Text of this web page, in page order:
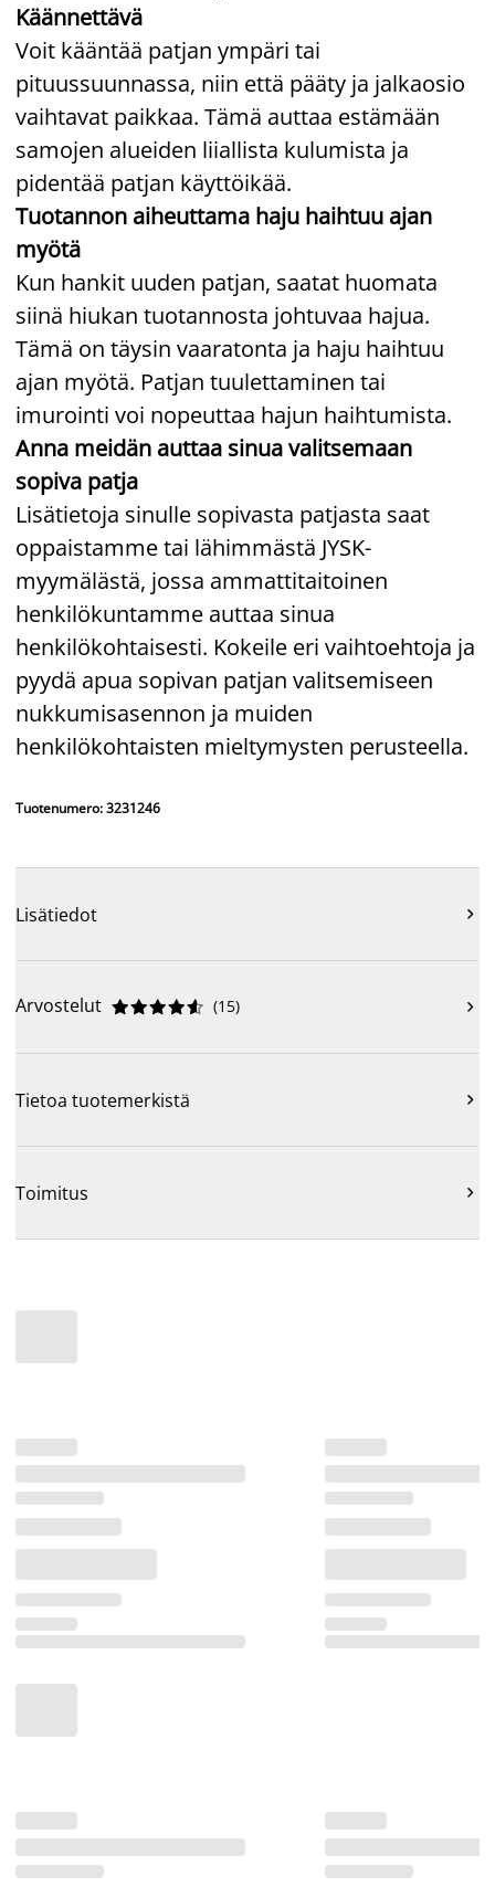
Käännettävä
Voit kääntää patjan ympäri tai
pituussuunnassa, niin että pääty ja jalkaosio
vaihtavat paikkaa. Tämä auttaa estämään
samojen alueiden liiallista kulumista ja
pidentää patjan käyttöikää.
Tuotannon aiheuttama haju haihtuu ajan
myötä
Kun hankit uuden patjan, saatat huomata
siinä hiukan tuotannosta johtuvaa hajua.
Tämä on täysin vaaratonta ja haju haihtuu
ajan myötä. Patjan tuulettaminen tai
imurointi voi nopeuttaa hajun haihtumista.
Anna meidän auttaa sinua valitsemaan
sopiva patja
Lisätietoja sinulle sopivasta patjasta saat
oppaistamme tai lähimmästä JYSK-
myymälästä, jossa ammattitaitoinen
henkilökuntamme auttaa sinua
henkilökohtaisesti. Kokeile eri vaihtoehtoja ja
pyydä apua sopivan patjan valitsemiseen
nukkumisasennon ja muiden
henkilökohtaisten mieltymysten perusteella.
Tuotenumero: 3231246
Lisätiedot 
Arvostelut 




 (15) 
Tietoa tuotemerkistä 
Toimitus 